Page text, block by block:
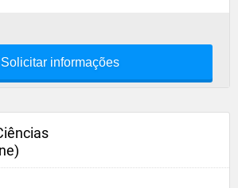
Solicitar informações